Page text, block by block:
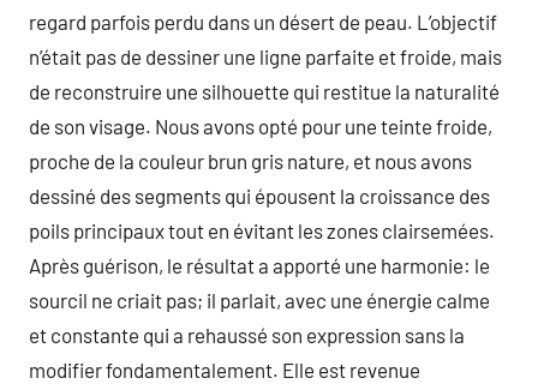
regard parfois perdu dans un désert de peau. L’objectif
n’était pas de dessiner une ligne parfaite et froide, mais
de reconstruire une silhouette qui restitue la naturalité
de son visage. Nous avons opté pour une teinte froide,
proche de la couleur brun gris nature, et nous avons
dessiné des segments qui épousent la croissance des
poils principaux tout en évitant les zones clairsemées.
Après guérison, le résultat a apporté une harmonie: le
sourcil ne criait pas; il parlait, avec une énergie calme
et constante qui a rehaussé son expression sans la
modifier fondamentalement. Elle est revenue